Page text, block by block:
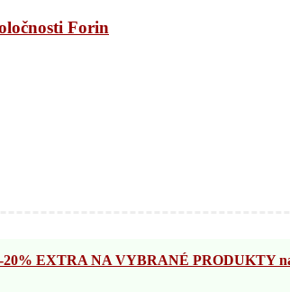
Forin
EXTRA NA VYBRANÉ PRODUKTY